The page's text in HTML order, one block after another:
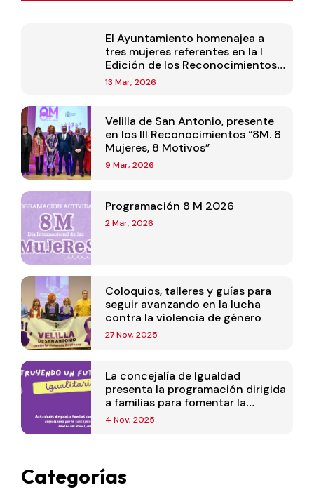
El Ayuntamiento homenajea a
tres mujeres referentes en la I
Edición de los Reconocimientos a
Mujeres Velilleras 2026
13 Mar, 2026
Velilla de San Antonio, presente
en los III Reconocimientos “8M. 8
Mujeres, 8 Motivos”
9 Mar, 2026
Programación 8 M 2026
2 Mar, 2026
Coloquios, talleres y guías para
seguir avanzando en la lucha
contra la violencia de género
27 Nov, 2025
La concejalía de Igualdad
presenta la programación dirigida
a familias para fomentar la
corresponsabilidad
4 Nov, 2025
Categorías